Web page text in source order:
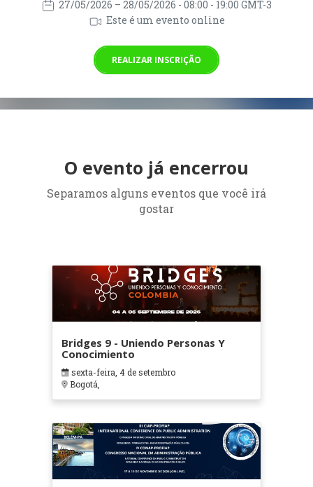
27/05/2026 – 28/05/2026 - 08:00 - 19:00 GMT-3
Este é um evento online
REALIZAR INSCRIÇÃO
O evento já encerrou
Separamos alguns eventos que você irá
gostar
Bridges 9 - Uniendo Personas Y
Conocimiento
sexta-feira, 4 de setembro
Bogotá,